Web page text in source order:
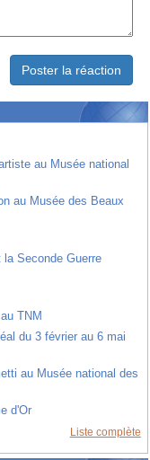
au Musée national
au Musée des Beaux
la Seconde Guerre
TNM
du 3 février au 6 mai
au Musée national des
d'Or
Liste complète